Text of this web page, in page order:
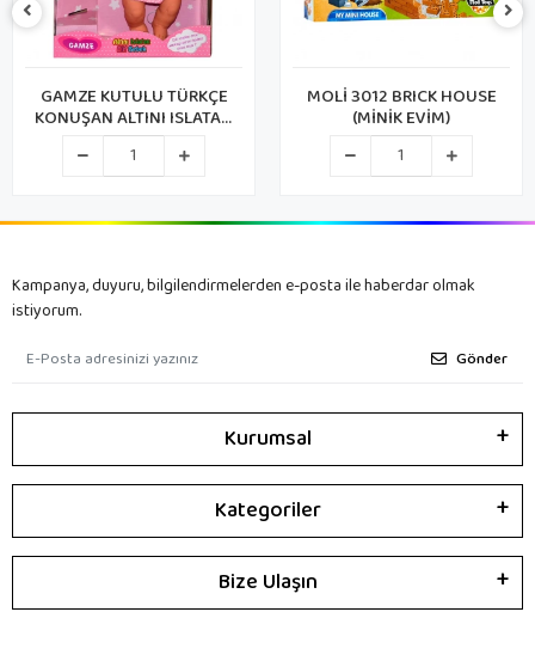
MOLİ 3012 BRICK HOUSE
(MİNİK EVİM)
ZİRVE VI004-1 ZİL
PARÇALI EV
Kampanya, duyuru, bilgilendirmelerden e-posta ile haberdar olmak
istiyorum.
Gönder
Kurumsal
Kategoriler
Bize Ulaşın